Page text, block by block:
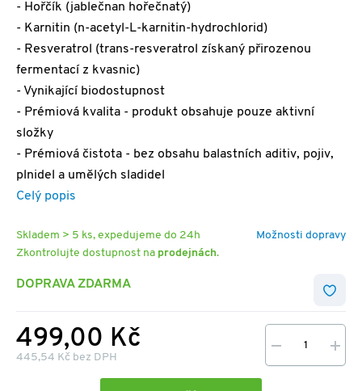
- Hořčík (jablečnan hořečnatý)
- Karnitin (n-acetyl-L-karnitin-hydrochlorid)
- Resveratrol (trans-resveratrol získaný přirozenou
fermentací z kvasnic)
- Vynikající biodostupnost
- Prémiová kvalita - produkt obsahuje pouze aktivní
složky
- Prémiová čistota - bez obsahu balastních aditiv, pojiv,
plnidel a umělých sladidel
Celý popis
Možnosti dopravy
Skladem > 5 ks, expedujeme do 24h
Zkontrolujte dostupnost na prodejnách.
DOPRAVA ZDARMA
499,00 Kč
445,54 Kč bez DPH